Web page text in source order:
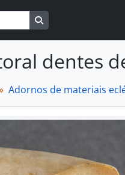
dentes
Adornos de materiais